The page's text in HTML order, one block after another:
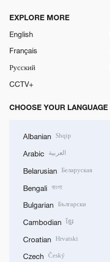
EXPLORE MORE
English
Français
Русский
CCTV+
CHOOSE YOUR LANGUAGE
Albanian Shqip
Arabic العربية
Belarusian Беларуская
Bengali বাংলা
Bulgarian Български
Cambodian ខ្មែរ
Croatian Hrvatski
Czech Český